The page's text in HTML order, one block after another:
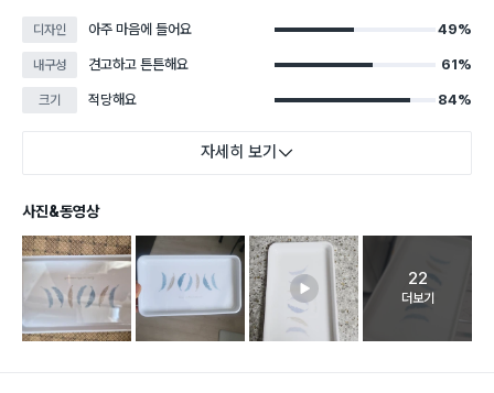
디자인 아주 마음에 들어요 49%
내구성 견고하고 튼튼해요 61%
크기 적당해요 84%
자세히 보기
사진&동영상
고객 리뷰
22
더보기